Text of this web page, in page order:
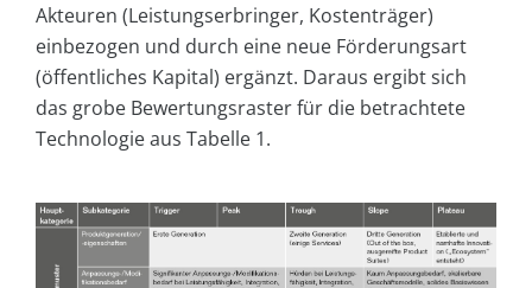
Akteuren (Leistungserbringer, Kostenträger)
einbezogen und durch eine neue Förderungsart
(öffentliches Kapital) ergänzt. Daraus ergibt sich
das grobe Bewertungsraster für die betrachtete
Technologie aus Tabelle 1.